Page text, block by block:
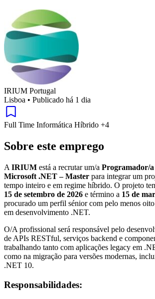
IRIUM Portugal
Lisboa • Publicado há 1 dia
Full Time Informática Híbrido +4
Sobre este emprego
A IRIUM está a recrutar um/a Programador/a
Microsoft .NET – Master para integrar um
tempo inteiro e em regime híbrido. O projeto
15 de setembro de 2026 e término a 15 de
procurado um perfil sénior com pelo menos
em desenvolvimento .NET.
O/A profissional será responsável pelo
de APIs RESTful, serviços backend e
trabalhando tanto com aplicações legacy em
como na migração para versões modernas,
.NET 10.
Responsabilidades: